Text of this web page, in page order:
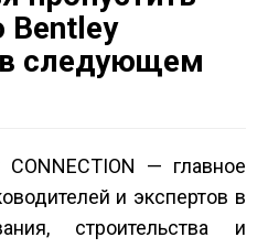
в следующем
— главное
и экспертов в
строительства и